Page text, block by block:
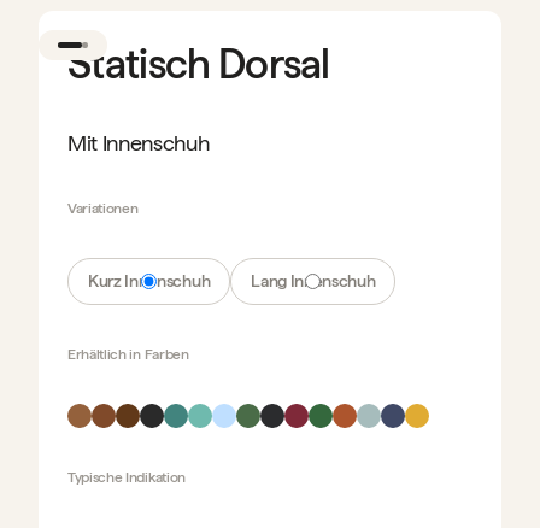
Statisch Dorsal
Mit Innenschuh
Variationen
Kurz Innenschuh Lang Innenschuh
Erhältlich in Farben
Typische Indikation